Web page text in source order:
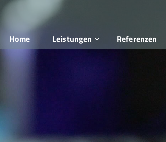
Home Leistungen Referenzen